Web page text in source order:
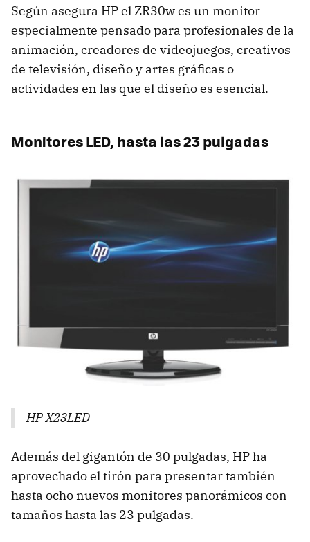
Según asegura HP el ZR30w es un monitor
especialmente pensado para profesionales de la
animación, creadores de videojuegos, creativos
de televisión, diseño y artes gráficas o
actividades en las que el diseño es esencial.
MonitoresLED, hasta las 23 pulgadas
HP X23LED
Además del gigantón de 30 pulgadas, HP ha
aprovechado el tirón para presentar también
hasta ocho nuevos monitores panorámicos con
tamaños hasta las 23 pulgadas.